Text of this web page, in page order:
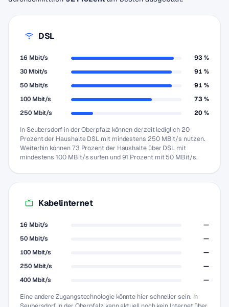
DSL
16 Mbit/s
93 %
30 Mbit/s
91 %
50 Mbit/s
91 %
100 Mbit/s
73 %
250 Mbit/s
20 %
In Seubersdorf in der Oberpfalz können derzeit lediglich 20
Prozent der Haushalte DSL mit mindestens 250 MBit/s nutzen.
Weiterhin können 73 Prozent der Haushalte über DSL mit
mindestens 100 MBit/s surfen und 91 Prozent mit 50 MBit/s.
Kabelinternet
16 Mbit/s
—
50 Mbit/s
—
100 Mbit/s
—
250 Mbit/s
—
400 Mbit/s
—
Eine andere Zugangstechnologie könnte hier schneller sein. In